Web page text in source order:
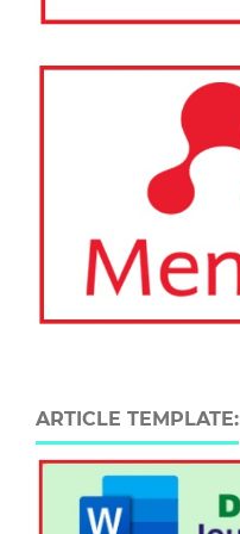
ARTICLE TEMPLATE: